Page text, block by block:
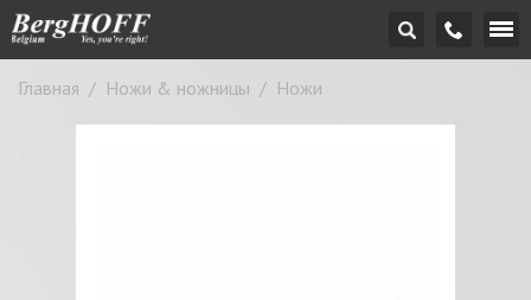
Главная / Ножи & ножницы / Ножи